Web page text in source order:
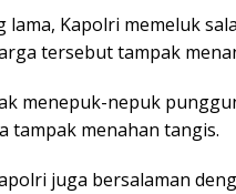
lama, Kapolri memeluk
tersebut tampak
menepuk-nepuk
tampak menahan tangis.
juga bersalaman